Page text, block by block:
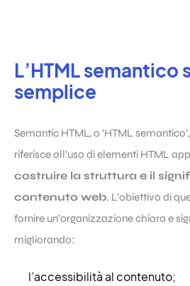
L’HTML semantico
semplice
Semantic HTML, o ‘HTML
riferisce all’uso di elementi HTML
costruire la struttura e il
contenuto web. L’obiettivo di
fornire un’organizzazione chiara e
migliorando:
l’accessibilità al contenuto;